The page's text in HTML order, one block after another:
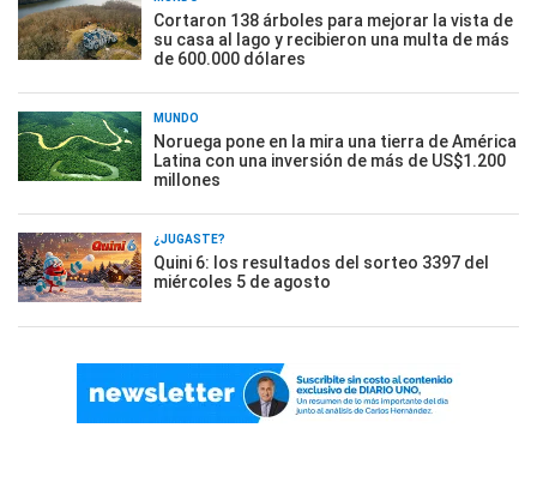
Cortaron 138 árboles para mejorar la vista de
su casa al lago y recibieron una multa de más
de 600.000 dólares
MUNDO
Noruega pone en la mira una tierra de América
Latina con una inversión de más de US$1.200
millones
¿JUGASTE?
Quini 6: los resultados del sorteo 3397 del
miércoles 5 de agosto